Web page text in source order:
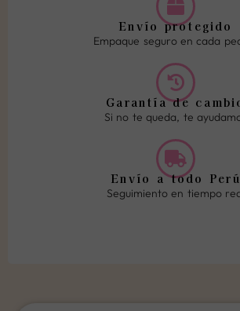
Envío protegido
Empaque seguro en cada
Garantía de
Si no te queda, te
Envío a todo Perú
Seguimiento en tiempo